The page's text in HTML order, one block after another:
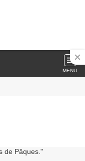
MENU